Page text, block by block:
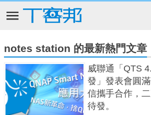
notes station 的最新熱門文章
威聯通「QTS
發」發表會圓
信攜手合作，
待發。